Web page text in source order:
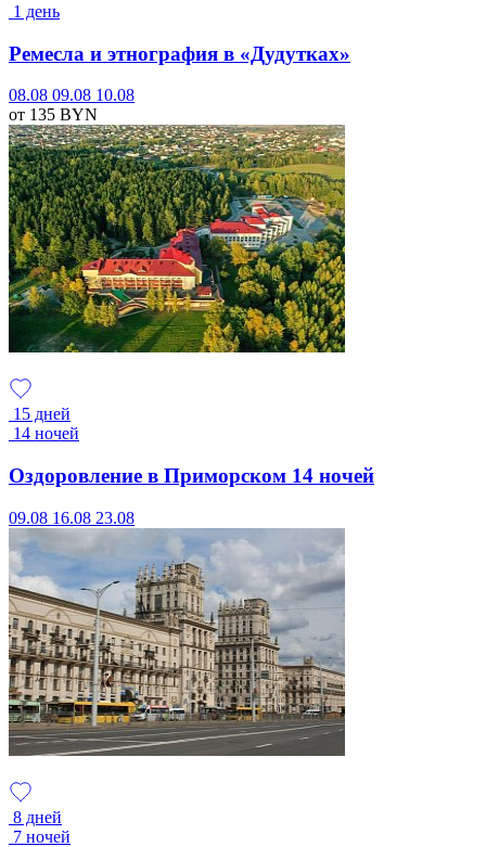
1 день
Ремесла и этнография в «Дудутках»
08.08 09.08 10.08
от 135 BYN
15 дней
14 ночей
Оздоровление в Приморском 14 ночей
09.08 16.08 23.08
8 дней
7 ночей